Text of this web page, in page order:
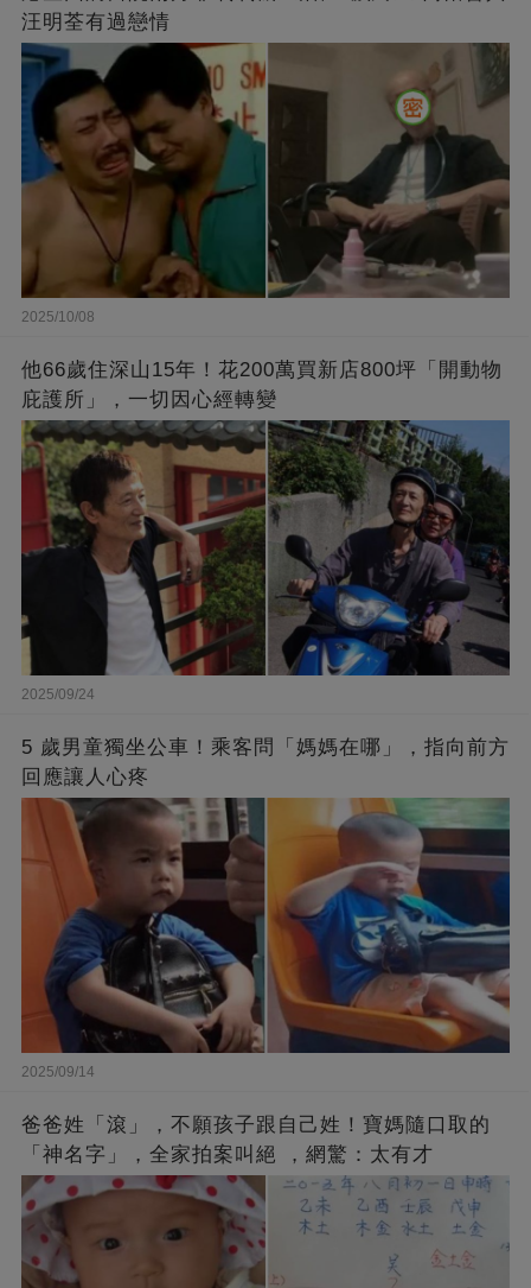
汪明荃有過戀情
2025/10/08
他66歲住深山15年！花200萬買新店800坪「開動物
庇護所」，一切因心經轉變
2025/09/24
5 歲男童獨坐公車！乘客問「媽媽在哪」，指向前方
回應讓人心疼
2025/09/14
爸爸姓「滾」，不願孩子跟自己姓！寶媽隨口取的
「神名字」，全家拍案叫絕 ，網驚：太有才